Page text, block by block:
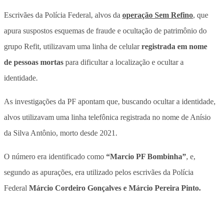
Escrivães da Polícia Federal, alvos da operação Sem Refino, que
apura suspostos esquemas de fraude e ocultação de patrimônio do
grupo Refit, utilizavam uma linha de celularregistrada em nome
de pessoas mortas para dificultar a localização e ocultar a
identidade.
As investigações da PF apontam que, buscando ocultar a identidade,
alvos utilizavam uma linha telefônica registrada no nome de Anísio
da Silva Antônio, morto desde 2021 .
O número era identificado como “Marcio PF Bombinha”, e,
segundo as apurações, era utilizado pelos escrivães da Polícia
Federal Márcio Cordeiro Gonçalves e Márcio Pereira Pinto.